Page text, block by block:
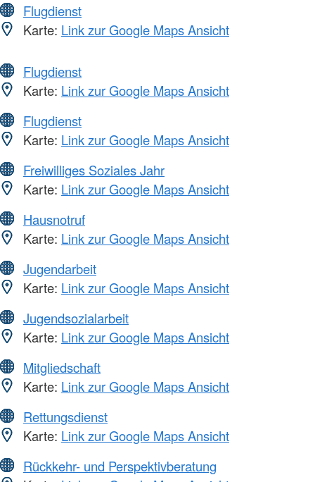
Flugdienst
Karte: Link zur Google Maps Ansicht
Flugdienst
Karte: Link zur Google Maps Ansicht
Flugdienst
Karte: Link zur Google Maps Ansicht
Freiwilliges Soziales Jahr
Karte: Link zur Google Maps Ansicht
Hausnotruf
Karte: Link zur Google Maps Ansicht
Jugendarbeit
Karte: Link zur Google Maps Ansicht
Jugendsozialarbeit
Karte: Link zur Google Maps Ansicht
Mitgliedschaft
Karte: Link zur Google Maps Ansicht
Rettungsdienst
Karte: Link zur Google Maps Ansicht
Rückkehr- und Perspektivberatung